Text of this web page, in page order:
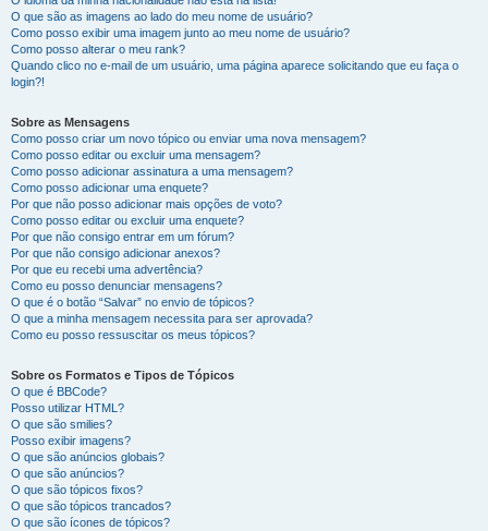
O que são as imagens ao lado do meu nome de usuário?
Como posso exibir uma imagem junto ao meu nome de usuário?
Como posso alterar o meu rank?
Quando clico no e-mail de um usuário, uma página aparece solicitando que eu faça o
login?!
Sobre as Mensagens
Como posso criar um novo tópico ou enviar uma nova mensagem?
Como posso editar ou excluir uma mensagem?
Como posso adicionar assinatura a uma mensagem?
Como posso adicionar uma enquete?
Por que não posso adicionar mais opções de voto?
Como posso editar ou excluir uma enquete?
Por que não consigo entrar em um fórum?
Por que não consigo adicionar anexos?
Por que eu recebi uma advertência?
Como eu posso denunciar mensagens?
O que é o botão “Salvar” no envio de tópicos?
O que a minha mensagem necessita para ser aprovada?
Como eu posso ressuscitar os meus tópicos?
Sobre os Formatos e Tipos de Tópicos
O que é BBCode?
Posso utilizar HTML?
O que são smilies?
Posso exibir imagens?
O que são anúncios globais?
O que são anúncios?
O que são tópicos fixos?
O que são tópicos trancados?
O que são ícones de tópicos?